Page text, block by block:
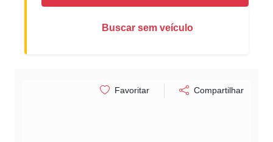
Buscar sem veículo
Favoritar Compartilhar